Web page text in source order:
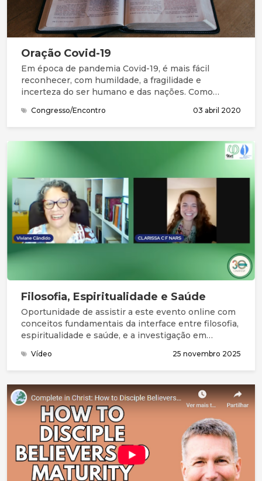
Oração Covid-19
Em época de pandemia Covid-19, é mais fácil
reconhecer, com humildade, a fragilidade e
incerteza do ser humano e das nações. Como
Salomão e seu povo, precisamos da graça (favor
imerecido) e de perdão para entrar na presença do
Deus Santo. Na Bíblia, compreendemos que este
Deus grande não está longe. Está perto, à distância
de uma oração. Queremos continuar a chegar-nos a
preocupações, a ouvir a Sua mensagem e
responder, acertando os nossos passos com a Sua
vontade.
Congresso/Encontro 03 abril 2020
Filosofia, Espiritualidade e Saúde
Oportunidade de assistir a este evento online com
conceitos fundamentais da interface entre filosofia,
espiritualidade e saúde, e a investigação em
paliativos.
Vídeo 25 novembro 2025